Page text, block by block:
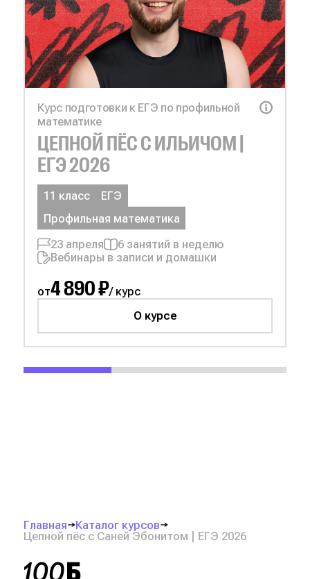
Курс подготовки к ЕГЭ по профильной
математике
ЦЕПНОЙ ПЁС СИЛЬИЧОМ |
ЕГЭ 2026
11 класс
ЕГЭ
Профильная математика
23 апреля
6 занятий в неделю
Вебинары в записи и домашки
от4 890 ₽/ курс
О курсе
Главная
Каталог курсов
Цепной пёс с Саней Эбонитом | ЕГЭ 2026